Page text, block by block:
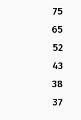
75
65
52
43
38
37